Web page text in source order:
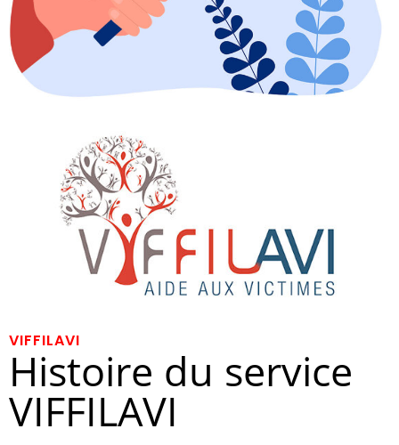
VIFFILAVI
Histoire du service
VIFFILAVI